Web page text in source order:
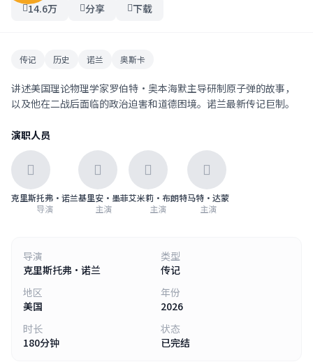
14.6万 分享 下载
传记 历史 诺兰 奥斯卡
讲述美国理论物理学家罗伯特·奥本海默主导研制原子弹的故事，
以及他在二战后面临的政治迫害和道德困境。诺兰最新传记巨制。
演职人员
克里斯托弗·诺兰
导演
基里安·墨菲
主演
艾米莉·布朗特
主演
马特·达蒙
主演
导演
克里斯托弗·诺兰
类型
传记
地区
美国
年份
2026
时长
180分钟
状态
已完结